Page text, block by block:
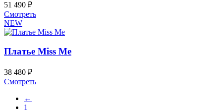
на
товара.
51 490 ₽
СмотретьЭтот
имеет
вариаций.
Опции
на
NEW
Платье Miss Me
38 480 ₽
СмотретьЭтот
←
1